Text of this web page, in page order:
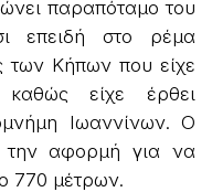
παραπόταμο του
επειδή στο ρέμα
των Κήπων που είχε
είχε έρθει
Ιωαννίνων. Ο
την αφορμή για να
770 μέτρων.